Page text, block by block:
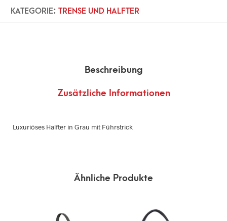
KATEGORIE: TRENSE UND HALFTER
Beschreibung
Zusätzliche Informationen
Luxuriöses Halfter in Grau mit Führstrick
Ähnliche Produkte